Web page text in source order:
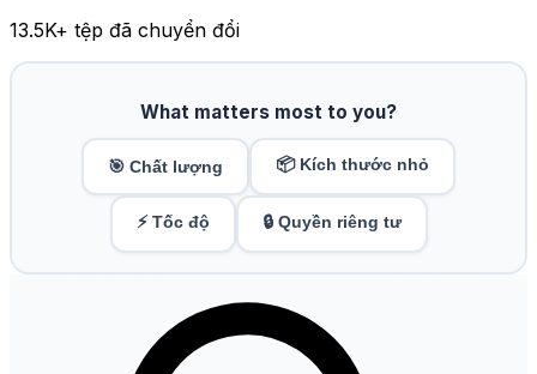
13.5K+ tệp đã chuyển đổi
What matters most to you?
🎯 Chất lượng 📦 Kích thước nhỏ
⚡ Tốc độ 🔒 Quyền riêng tư